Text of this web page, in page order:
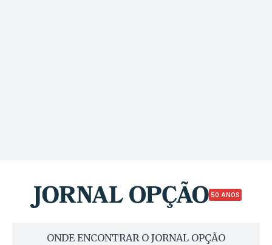
50 ANOS
ONDE ENCONTRAR O JORNAL OPÇÃO